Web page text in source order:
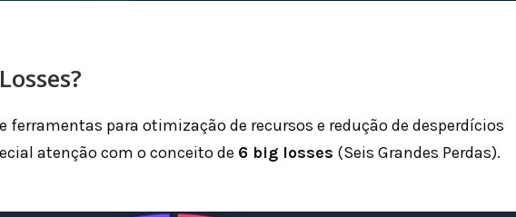
ferramentas para otimização de recursos e redução de desperdícios
atenção com o conceito de 6 big losses (Seis Grandes Perdas).